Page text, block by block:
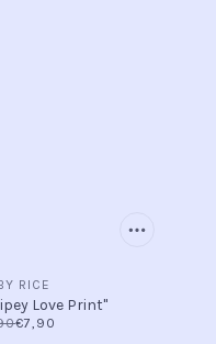
RICE
Love Print"
€7,90